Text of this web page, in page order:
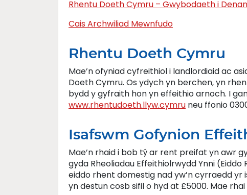
Rhentu Doeth Cymru – Gwybodaeth i
Cais Archwiliad Mewnfudo
Rhentu Doeth Cymru
Mae’n ofyniad cyfreithiol i landlordiaid ac
Doeth Cymru. Os ydych yn berchen, yn
bydd y gyfraith hon yn effeithio arnoch. I
www.rhentudoeth.llyw.cymru neu ffonio
Isafswm Gofynion
Mae’n rhaid i bob tŷ ar rent preifat yn awr
gyda Rheoliadau Effeithiolrwydd Ynni
eiddo rhent domestig nad yw’n cyrraedd
yn destun cosb sifil o hyd at £5000. Mae